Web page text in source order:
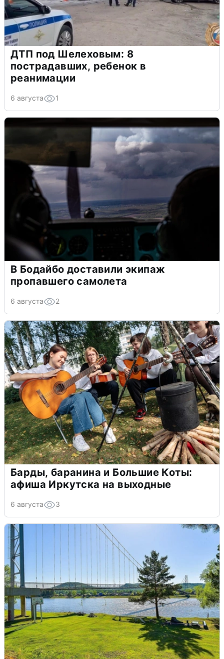
ДТП под Шелеховым: 8
пострадавших, ребенок в
реанимации
6 августа 1
В Бодайбо доставили экипаж
пропавшего самолета
6 августа 2
Барды, баранина и Большие Коты:
афиша Иркутска на выходные
6 августа 3